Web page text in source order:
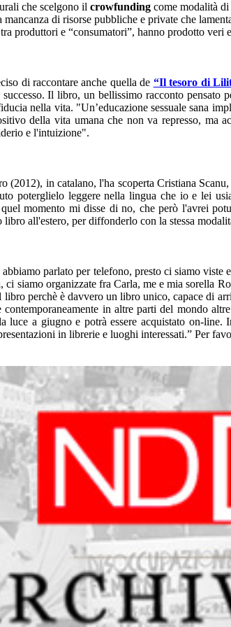
che scelgono il crowfunding come modalità
di risorse pubbliche e private che
produttori e “consumatori”, hanno prodotto
di raccontare anche quella de “Il tesoro di
Il libro, un bellissimo racconto
nella vita. "Un’educazione sessuale sana
della vita umana che non va represso, ma
e l'intuizione".
(2012), in catalano, l'ha scoperta Cristiana
poterglielo leggere nella lingua che io e lei
momento mi disse di no, che però l'avrei
all'estero, per diffonderlo con la stessa
parlato per telefono, presto ci siamo
ci siamo organizzate fra Carla, me e mia sorella
libro perchè è davvero un libro unico, capace di
contemporaneamente in altre parti del mondo
luce a giugno e potrà essere acquistato on-
in librerie e luoghi interessati.” Per